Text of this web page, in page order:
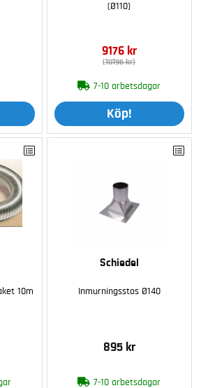
(Ø110)
9176 kr
(10196 kr)
7-10 arbetsdagar
Köp!
10m
Schiedel
Inmurningsstos Ø140
895 kr
7-10 arbetsdagar